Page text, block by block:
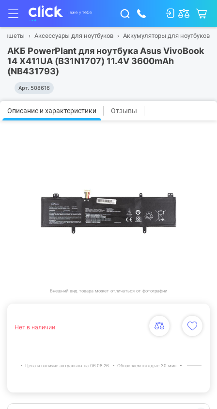
Аксессуары для ноутбуков Аккумуляторы для ноутбуков
АКБ PowerPlant для ноутбука Asus VivoBook
14 X411UA (B31N1707) 11.4V 3600mAh
(NB431793)
Арт. 508616
Описание и характеристики Отзывы
Внешний вид товара может отличаться от фотографии
Нет в наличии
Цена и наличие актуальны на 06.08.26. Обновляем каждые 30 мин.